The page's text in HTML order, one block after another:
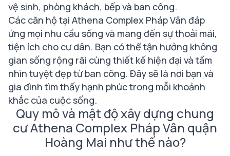
vệ sinh, phòng khách, bếp và ban công.
Các căn hộ tại Athena Complex Pháp Vân đáp
ứng mọi nhu cầu sống và mang đến sự thoải mái,
tiện ích cho cư dân. Bạn có thể tận hưởng không
gian sống rộng rãi cùng thiết kế hiện đại và tầm
nhìn tuyệt đẹp từ ban công. Đây sẽ là nơi bạn và
gia đình tìm thấy hạnh phúc trong mỗi khoảnh
khắc của cuộc sống.
Quy mô và mật độ xây dựng chung
cư Athena Complex Pháp Vân quận
Hoàng Mai như thế nào?